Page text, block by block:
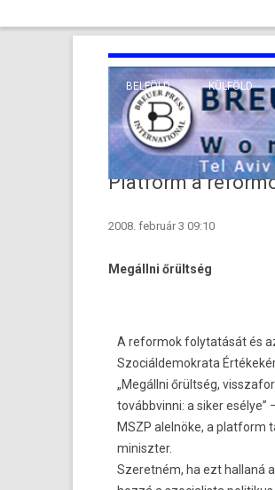
BELFÖLD KÜLFÖLD
TENGERENTÚL
VALLÁS
Platform a
2008. február 3 09:10
Megállni őrültség
A reformok folytatását és
Szociáldemokrata
„Megállni őrültség,
továbbvinni: a siker esélye”
MSZP alelnöke, a platform
miniszter.
Szeretném, ha ezt hallaná